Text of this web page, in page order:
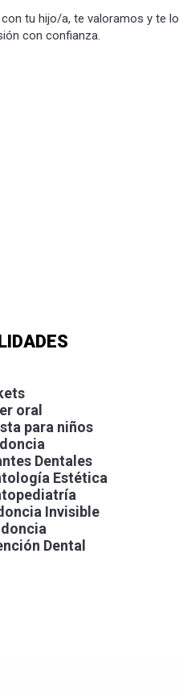
tu hijo/a, te valoramos y te lo
con confianza.
oral
para niños
Dentales
Estética
Invisible
Dental